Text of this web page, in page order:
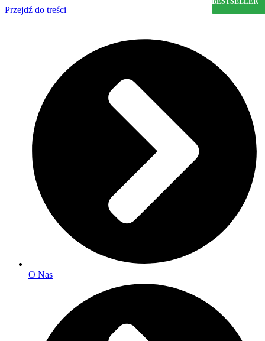
Przejdź do treści
O Nas